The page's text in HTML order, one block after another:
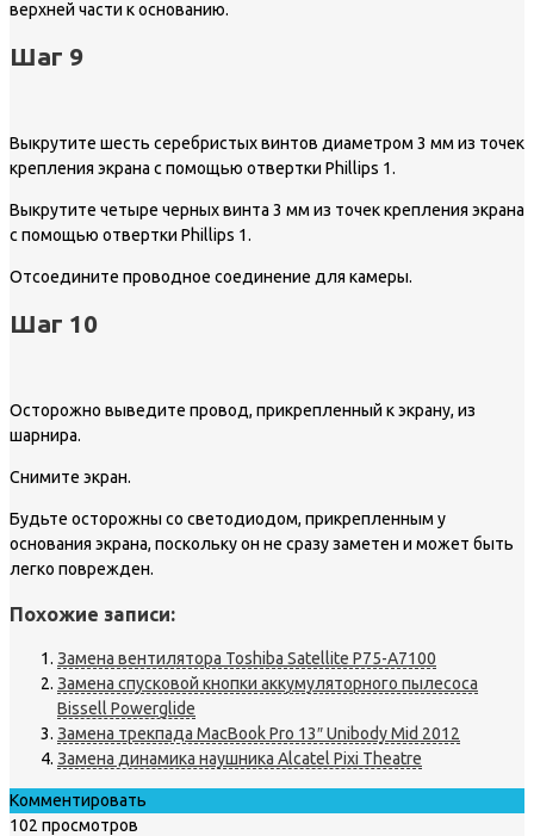
верхней части к основанию.
Шаг 9
Выкрутите шесть серебристых винтов диаметром 3 мм из точек
крепления экрана с помощью отвертки Phillips 1.
Выкрутите четыре черных винта 3 мм из точек крепления экрана
с помощью отвертки Phillips 1.
Отсоедините проводное соединение для камеры.
Шаг 10
Осторожно выведите провод, прикрепленный к экрану, из
шарнира.
Снимите экран.
Будьте осторожны со светодиодом, прикрепленным у
основания экрана, поскольку он не сразу заметен и может быть
легко поврежден.
Похожие записи:
Замена вентилятора Toshiba Satellite P75-A7100
Замена спусковой кнопки аккумуляторного пылесоса
Bissell Powerglide
Замена трекпада MacBook Pro 13″ Unibody Mid 2012
Замена динамика наушника Alcatel Pixi Theatre
Комментировать
102 просмотров